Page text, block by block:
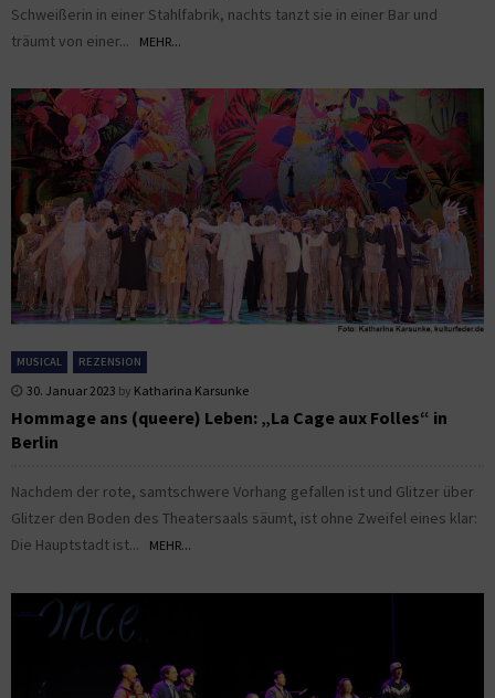
Schweißerin in einer Stahlfabrik, nachts tanzt sie in einer Bar und
träumt von einer...
MEHR...
MUSICAL REZENSION
30. Januar 2023 by Katharina Karsunke
Hommage ans (queere) Leben: „La Cage aux Folles“ in
Berlin
Nachdem der rote, samtschwere Vorhang gefallen ist und Glitzer über
Glitzer den Boden des Theatersaals säumt, ist ohne Zweifel eines klar:
Die Hauptstadt ist...
MEHR...